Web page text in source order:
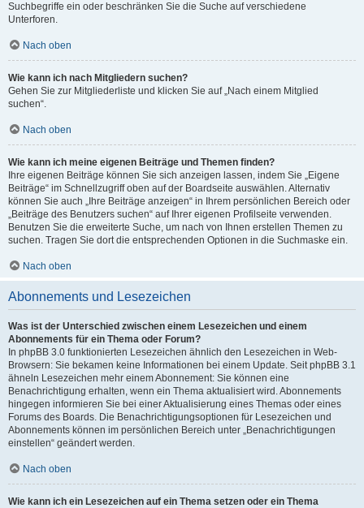
Suchbegriffe ein oder beschränken Sie die Suche auf verschiedene
Unterforen.
Nach oben
Wie kann ich nach Mitgliedern suchen?
Gehen Sie zur Mitgliederliste und klicken Sie auf „Nach einem Mitglied
suchen“.
Nach oben
Wie kann ich meine eigenen Beiträge und Themen finden?
Ihre eigenen Beiträge können Sie sich anzeigen lassen, indem Sie „Eigene
Beiträge“ im Schnellzugriff oben auf der Boardseite auswählen. Alternativ
können Sie auch „Ihre Beiträge anzeigen“ in Ihrem persönlichen Bereich oder
„Beiträge des Benutzers suchen“ auf Ihrer eigenen Profilseite verwenden.
Benutzen Sie die erweiterte Suche, um nach von Ihnen erstellen Themen zu
suchen. Tragen Sie dort die entsprechenden Optionen in die Suchmaske ein.
Nach oben
Abonnements und Lesezeichen
Was ist der Unterschied zwischen einem Lesezeichen und einem
Abonnements für ein Thema oder Forum?
In phpBB 3.0 funktionierten Lesezeichen ähnlich den Lesezeichen in Web-
Browsern: Sie bekamen keine Informationen bei einem Update. Seit phpBB 3.1
ähneln Lesezeichen mehr einem Abonnement: Sie können eine
Benachrichtigung erhalten, wenn ein Thema aktualisiert wird. Abonnements
hingegen informieren Sie bei einer Aktualisierung eines Themas oder eines
Forums des Boards. Die Benachrichtigungsoptionen für Lesezeichen und
Abonnements können im persönlichen Bereich unter „Benachrichtigungen
einstellen“ geändert werden.
Nach oben
Wie kann ich ein Lesezeichen auf ein Thema setzen oder ein Thema